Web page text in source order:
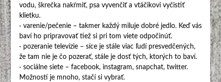
vodu, škrečka nakŕmiť, psa vyvenčiť a vtáčikovi vyčistiť
klietku.
· varenie/pečenie – takmer každý miluje dobré jedlo. Keď vás
baví ho pripravovať tiež si pri tom viete odpočinúť.
· pozeranie televízie – síce je stále viac ľudí presvedčených,
že tam nie je čo pozerať, stále je dosť tých, ktorých to baví.
· sociálne siete – facebook, instagram, snapchat, twitter.
Možností je mnoho, stačí si vybrať.